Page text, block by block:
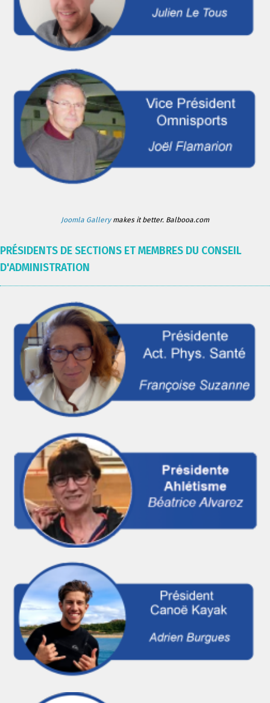
Joomla Gallerymakes it better. Balbooa.com
PRÉSIDENTS DE SECTIONS ET MEMBRES DU CONSEIL
D'ADMINISTRATION